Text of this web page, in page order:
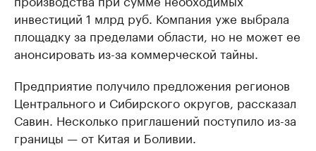
инвестиций 1 млрд руб. Компания уже выбрала
площадку за пределами области, но не может ее
анонсировать из-за коммерческой тайны.
Предприятие получило предложения регионов
Центрального и Сибирского округов, рассказал
Савин. Несколько приглашений поступило из-за
границы — от Китая и Боливии.